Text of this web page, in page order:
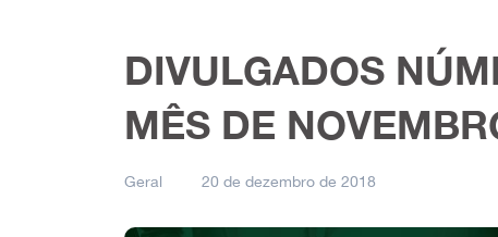
DIVULGADOS
MÊS DE
Geral 20 de dezembro de 2018